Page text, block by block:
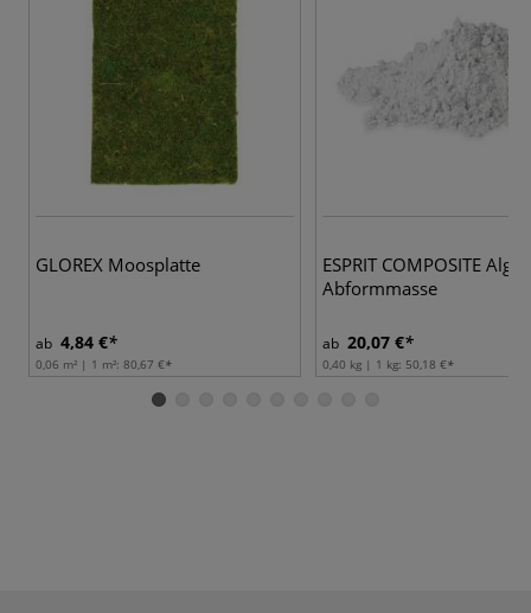
GLOREX Moosplatte
ab 4,84 €
0,06 m² | 1 m²: 80,67 €
ESPRIT COMPOSITE
Abformmasse
ab 20,07 €
0,40 kg | 1 kg: 50,18 €